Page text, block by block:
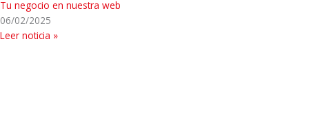
Tu negocio en nuestra web
06/02/2025
Leer noticia »